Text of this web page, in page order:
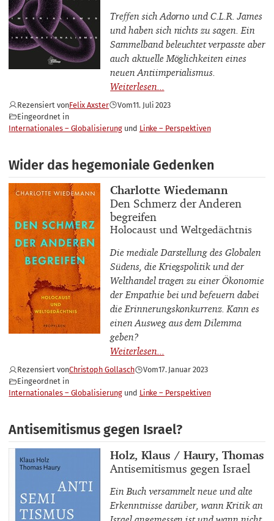
Treffen sich Adorno und C.L.R. James
und haben sich nichts zu sagen. Ein
Sammelband beleuchtet verpasste aber
auch aktuelle Möglichkeiten eines
neuen Antiimperialismus.
Rezensiert vonFelix Axster Vom11. Juli 2023
Eingeordnet in
Internationales – Globalisierung
Linke – Perspektiven
Wider das hegemoniale Gedenken
Buchautor_innen
Charlotte Wiedemann
Buchtitel
Den Schmerz der Anderen
begreifen
Buchuntertitel
Holocaust und Weltgedächtnis
Die mediale Darstellung des Globalen
Südens, die Kriegspolitik und der
Welthandel tragen zu einer Ökonomie
der Empathie bei und befeuern dabei
die Erinnerungskonkurrenz. Kann es
einen Ausweg aus dem Dilemma
geben?
Rezensiert vonChristoph Gollasch Vom17. Januar 2023
Eingeordnet in
Internationales – Globalisierung
Linke – Perspektiven
Antisemitismus gegen Israel?
Buchautor_innen
Holz, Klaus / Haury, Thomas
Buchtitel
Antisemitismus gegen Israel
Ein Buch versammelt neue und alte
Erkenntnisse darüber, wann Kritik an